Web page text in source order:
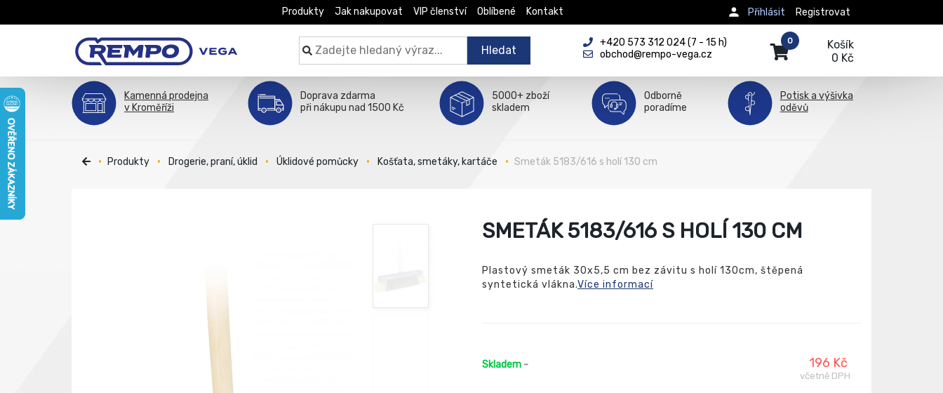
Produkty Jak nakupovat VIP členství Oblíbené Kontakt Registrovat
Přihlásit
Hledat
+420 573 312 024 (7 - 15 h)
obchod@rempo-vega.cz
Košík
0 Kč
0
Kamenná prodejna
v Kroměříži
Doprava zdarma
při nákupu nad 1500 Kč
5000+ zboží
skladem
Odborně
poradíme
Potisk a výšivka
oděvů
Produkty Drogerie, praní, úklid Úklidové pomůcky Košťata, smetáky, kartáče Smeták 5183/616 s holí 130 cm
SMETÁK 5183/616 S HOLÍ 130 CM
Plastový smeták 30x5,5 cm bez závitu s holí 130cm, štěpená
syntetická vlákna.Více informací
Skladem - 196 Kč
včetně DPH